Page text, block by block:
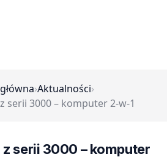
›Aktualności›
serii 3000 – komputer 2-w-1
z serii 3000 – komputer